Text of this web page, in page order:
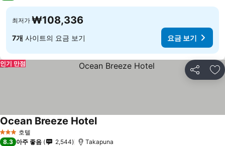
최저가 ₩108,336
7개 사이트의 요금 보기 요금 보기
공유 즐
인기 만점
3 성급 호텔
Ocean Breeze Hotel
8.3 아주 좋음 2,544 Takapuna